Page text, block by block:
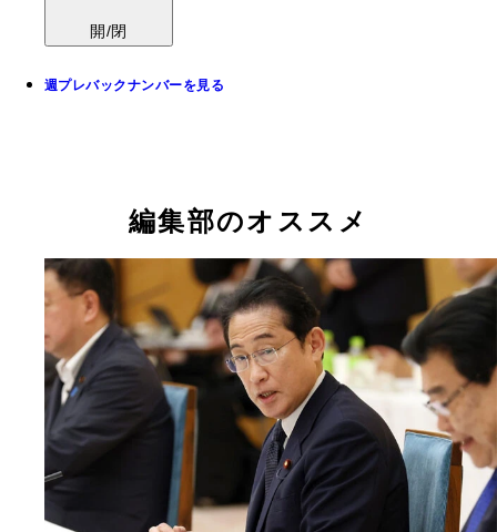
開/閉
週プレバックナンバーを見る
編集部のオススメ